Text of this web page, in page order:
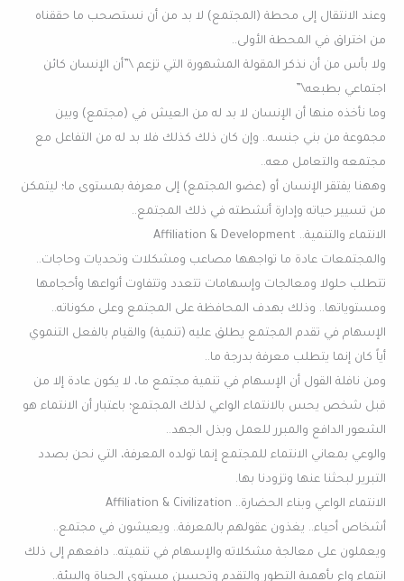
وعند الانتقال إلى محطة (المجتمع) لا بد من أن نستصحب ما حققناه
من اختراق في المحطة الأولى..
ولا بأس من أن نذكر المقولة المشهورة التي تزعم \”أن الإنسان كائن
اجتماعي بطبعه\”
وما نأخذه منها أن الإنسان لا بد له من العيش في (مجتمع) وبين
مجموعة من بني جنسه.. وإن كان ذلك كذلك فلا بد له من التفاعل مع
مجتمعه والتعامل معه..
وههنا يفتقر الإنسان أو (عضو المجتمع) إلى معرفة بمستوى ما؛ ليتمكن
من تسيير حياته وإدارة أنشطته في ذلك المجتمع..
الانتماء والتنمية.. Affiliation & Development
والمجتمعات عادة ما تواجهها مصاعب ومشكلات وتحديات وحاجات..
تتطلب حلولا ومعالجات وإسهامات تتعدد وتتفاوت أنواعها وأحجامها
ومستوياتها.. وذلك بهدف المحافظة على المجتمع وعلى مكوناته..
الإسهام في تقدم المجتمع يطلق عليه (تنمية) والقيام بالفعل التنموي
أياً كان إنما يتطلب معرفة بدرجة ما..
ومن نافلة القول أن الإسهام في تنمية مجتمع ما، لا يكون عادة إلا من
قبل شخص يحس بالانتماء الواعي لذلك المجتمع؛ باعتبار أن الانتماء هو
الشعور الدافع والمبرر للعمل وبذل الجهد..
والوعي بمعاني الانتماء للمجتمع إنما تولده المعرفة، التي نحن بصدد
التبرير لبحثنا عنها وتزودنا بها.
الانتماء الواعي وبناء الحضارة.. Affiliation & Civilization
أشخاص أحياء.. يغذون عقولهم بالمعرفة.. ويعيشون في مجتمع..
ويعملون على معالجة مشكلاته والإسهام في تنميته.. دافعهم إلى ذلك
انتماء واع بأهمية التطور والتقدم وتحسين مستوى الحياة والبيئة..